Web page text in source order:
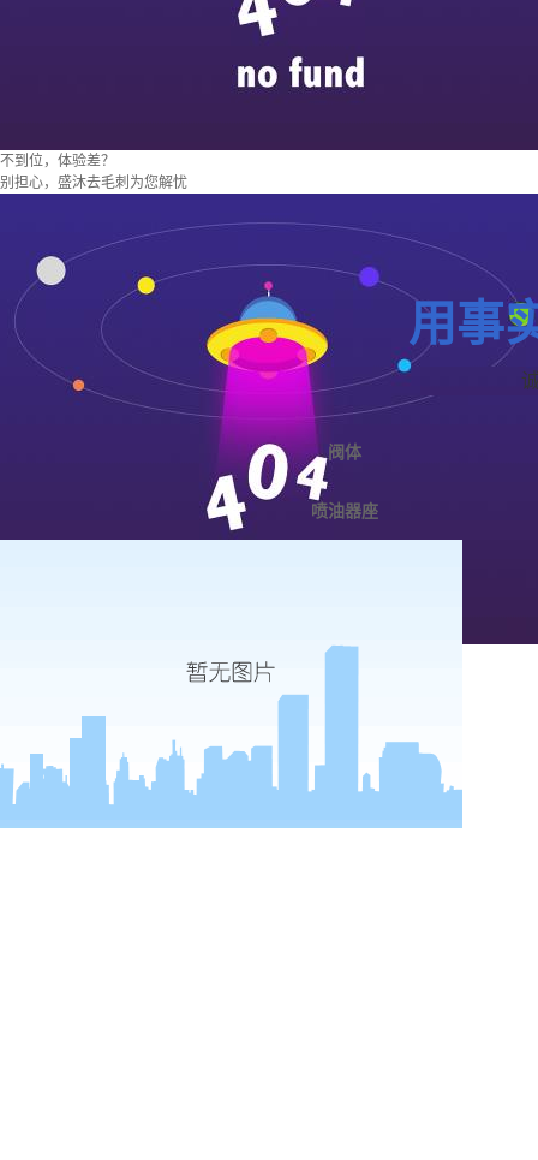
不到位，体验差？
别担心，盛沐去毛刺为您解忧
用事
阀体
喷油器座